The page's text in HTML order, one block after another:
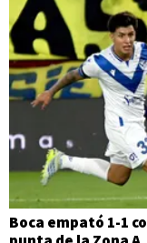
Boca empató 1-1